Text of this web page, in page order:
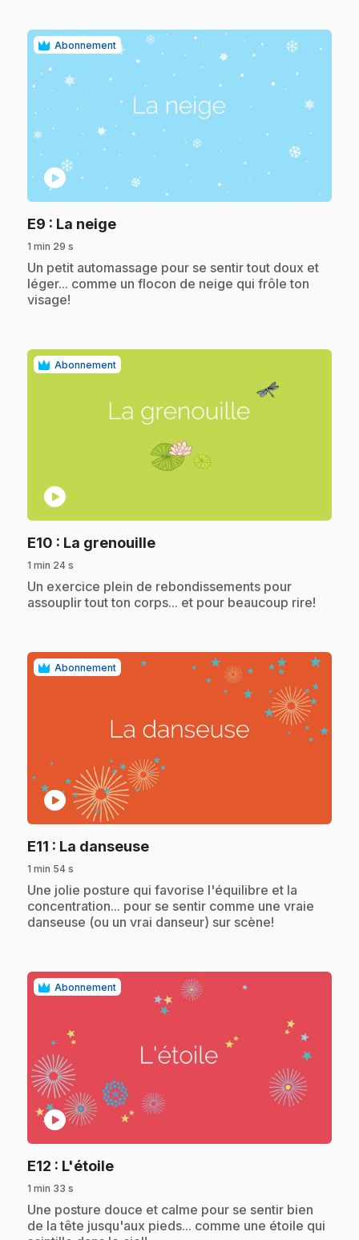
Abonnement
play_circle
E9 : La neige.
1 min 29 s
.Un petit automassage pour se sentir tout doux et
léger... comme un flocon de neige qui frôle ton
visage!
Abonnement
play_circle
E10 : La grenouille.
1 min 24 s
.Un exercice plein de rebondissements pour
assouplir tout ton corps... et pour beaucoup rire!
Abonnement
play_circle
E11 : La danseuse.
1 min 54 s
.Une jolie posture qui favorise l'équilibre et la
concentration... pour se sentir comme une vraie
danseuse (ou un vrai danseur) sur scène!
Abonnement
play_circle
E12 : L'étoile.
1 min 33 s
.Une posture douce et calme pour se sentir bien
de la tête jusqu'aux pieds... comme une étoile qui